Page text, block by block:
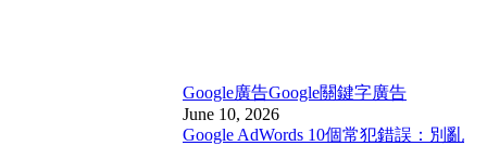
Google廣告Google關鍵字廣告
June 10, 2026
Google AdWords 10個常犯錯誤：別亂